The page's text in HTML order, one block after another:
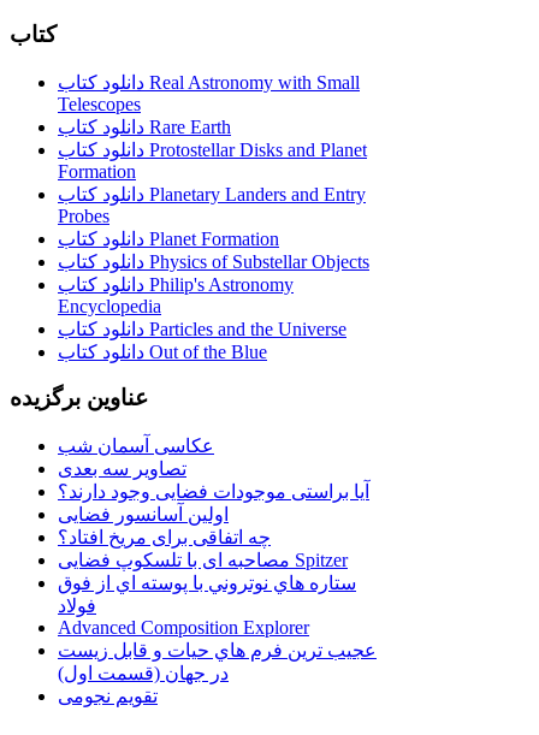
کتاب
دانلود کتاب Real Astronomy with Small
Telescopes
دانلود کتاب Rare Earth
دانلود کتاب Protostellar Disks and Planet
Formation
دانلود کتاب Planetary Landers and Entry
Probes
دانلود کتاب Planet Formation
دانلود کتاب Physics of Substellar Objects
دانلود کتاب Philip's Astronomy
Encyclopedia
دانلود کتاب Particles and the Universe
دانلود کتاب Out of the Blue
عناوین برگزیده
عکاسی آسمان شب
تصاویر سه بعدی
آیا براستی موجودات فضایی وجود دارند؟
اولین آسانسور فضایی
چه اتفاقی برای مریخ افتاد؟
مصاحبه ای با تلسکوپ فضایی Spitzer
ستاره هاي نوتروني با پوسته اي از فوق
فولاد
Advanced Composition Explorer
عجیب ترین فرم هاي حيات و قابل زيست
در جهان (قسمت اول)
تقویم نجومی